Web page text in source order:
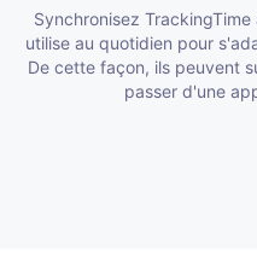
Synchronisez
utilise au quotidien pour
De cette façon, ils peuvent
passer d'une